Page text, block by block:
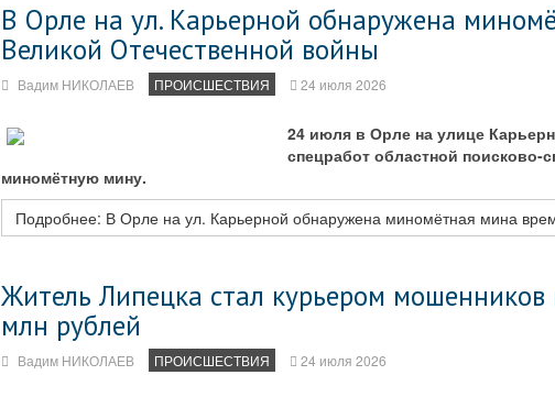
В Орле на ул. Карьерной обнаружена
Великой Отечественной войны
Вадим НИКОЛАЕВ ПРОИСШЕСТВИЯ 24 июля 2026
24 июля в Орле на улице
спецработ областной
миномётную мину.
Подробнее: В Орле на ул. Карьерной обнаружена миномётная мина
Житель Липецка стал курьером
млн рублей
Вадим НИКОЛАЕВ ПРОИСШЕСТВИЯ 24 июля 2026